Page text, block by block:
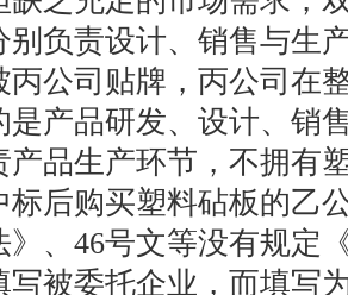
别负责设计、销售与生
丙公司贴牌，丙公司在
是产品研发、设计、销
产品生产环节，不拥有
标后购买塑料砧板的乙
》、46号文等没有规定
写被委托企业，而填写